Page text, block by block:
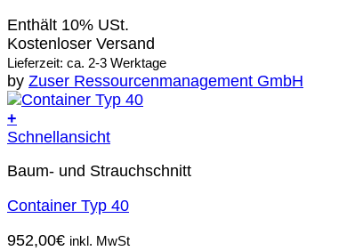
Enthält 10% USt.
Kostenloser Versand
Lieferzeit: ca. 2-3 Werktage
by Zuser Ressourcenmanagement GmbH
+
Schnellansicht
Baum- und Strauchschnitt
Container Typ 40
952,00€ inkl. MwSt